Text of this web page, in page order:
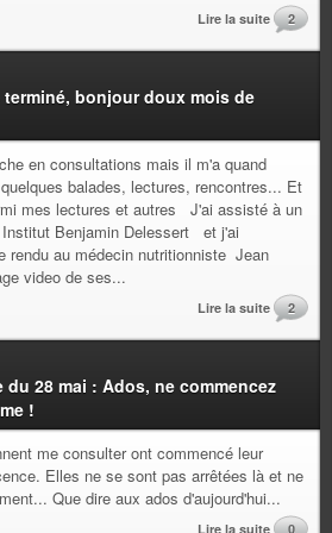
Lire la suite 2
bonjour doux mois de
en consultations mais il m'a quand
balades, lectures, rencontres... Et
mes lectures et autres J'ai assisté à un
Benjamin Delessert et j'ai
rendu au médecin nutritionniste Jean
video de ses...
Lire la suite 2
du 28 mai : Ados, ne commencez
!
me consulter ont commencé leur
Elles ne se sont pas arrêtées là et ne
Que dire aux ados d'aujourd'hui...
Lire la suite 0